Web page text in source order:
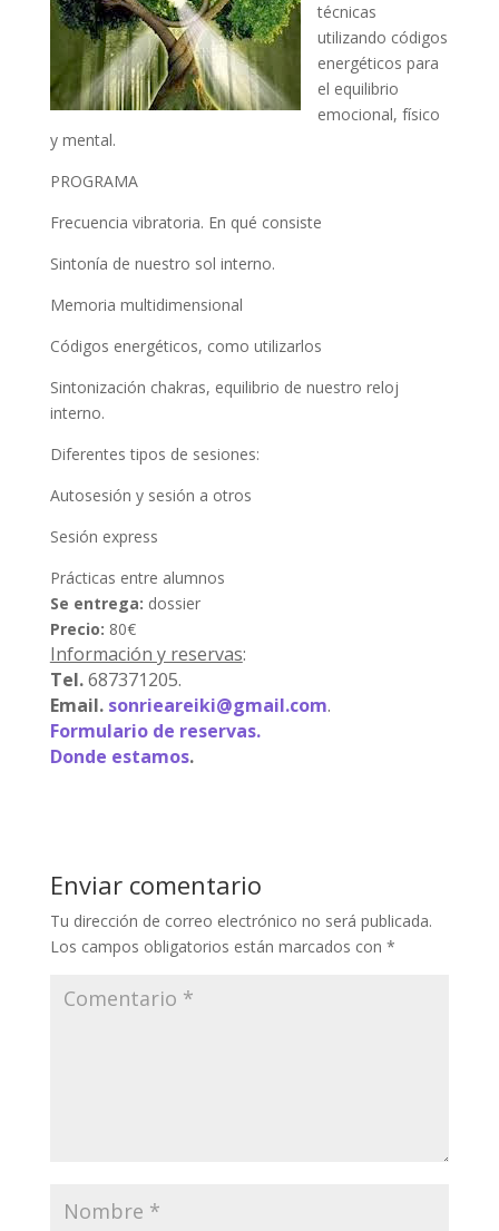
técnicas
utilizando códigos
energéticos para
el equilibrio
emocional, físico
y mental.
PROGRAMA
Frecuencia vibratoria. En qué consiste
Sintonía de nuestro sol interno.
Memoria multidimensional
Códigos energéticos, como utilizarlos
Sintonización chakras, equilibrio de nuestro reloj
interno.
Diferentes tipos de sesiones:
Autosesión y sesión a otros
Sesión express
Prácticas entre alumnos
Se entrega: dossier
Precio: 80€
Información y reservas:
Tel.687371205.
Email. sonrieareiki@gmail.com.
Formulario de reservas.
Donde estamos.
Enviar comentario
Tu dirección de correo electrónico no será publicada.
Los campos obligatorios están marcados con *